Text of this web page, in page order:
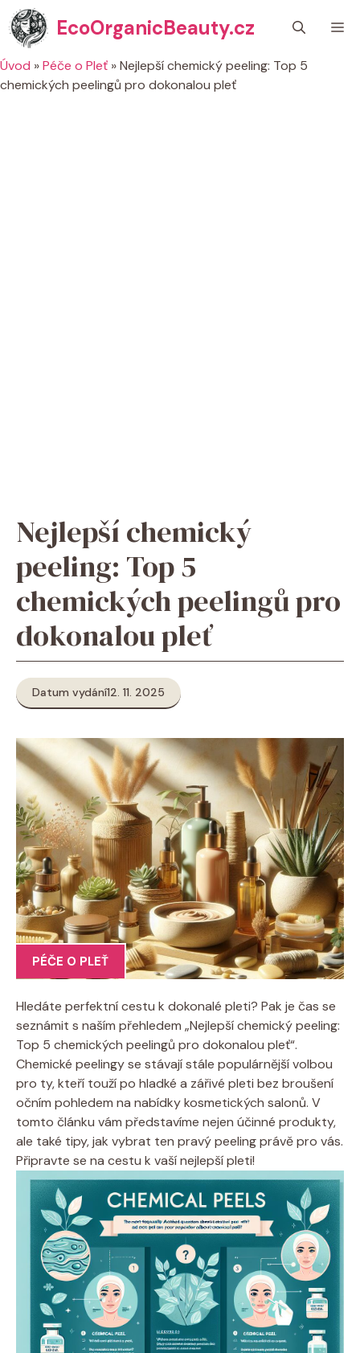
Přeskočit
na
obsah
EcoOrganicBeauty.cz
Úvod »Péče o Pleť »Nejlepší chemický peeling: Top 5
chemických peelingů pro dokonalou pleť
Nejlepší chemický
peeling: Top 5
chemických peelingů pro
dokonalou pleť
Datum vydání12. 11. 2025
PÉČE O PLEŤ
Hledáte perfektní cestu k dokonalé pleti? Pak je čas se
seznámit s naším přehledem „Nejlepší chemický peeling:
Top 5 chemických peelingů pro dokonalou pleť“.
Chemické peelingy se stávají stále populárnější volbou
pro ty, kteří touží po hladké a zářivé pleti bez broušení
očním pohledem na nabídky kosmetických salonů. V
tomto článku vám představíme nejen účinné produkty,
ale také tipy, jak vybrat ten pravý peeling právě pro vás.
Připravte se na cestu k vaší nejlepší pleti!